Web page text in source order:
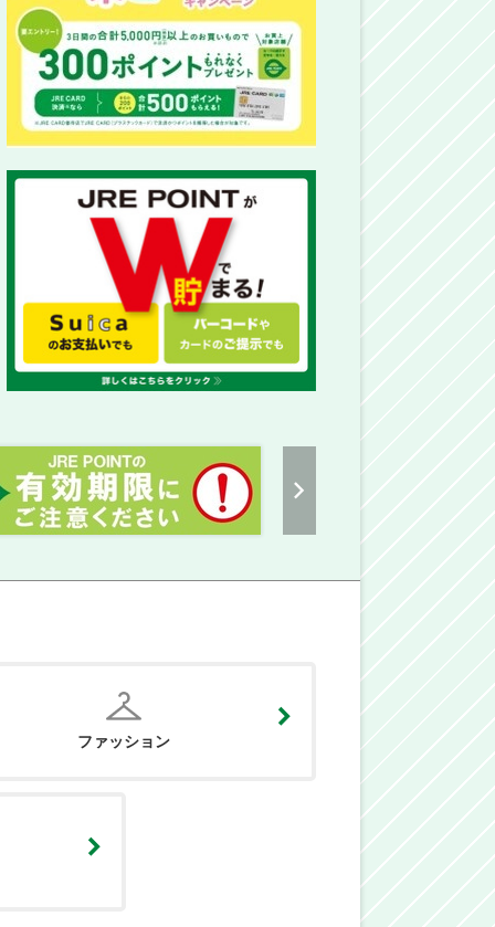
ファッション